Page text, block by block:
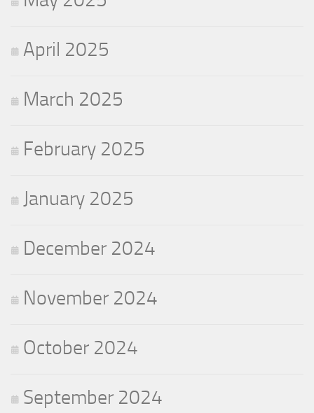
April 2025
March 2025
February 2025
January 2025
December 2024
November 2024
October 2024
September 2024